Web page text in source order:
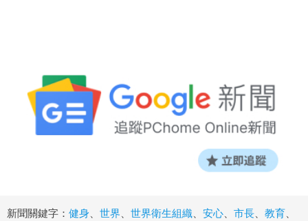
新聞關鍵字： 健身 世界 世界衛生組織 安心 市長 教育